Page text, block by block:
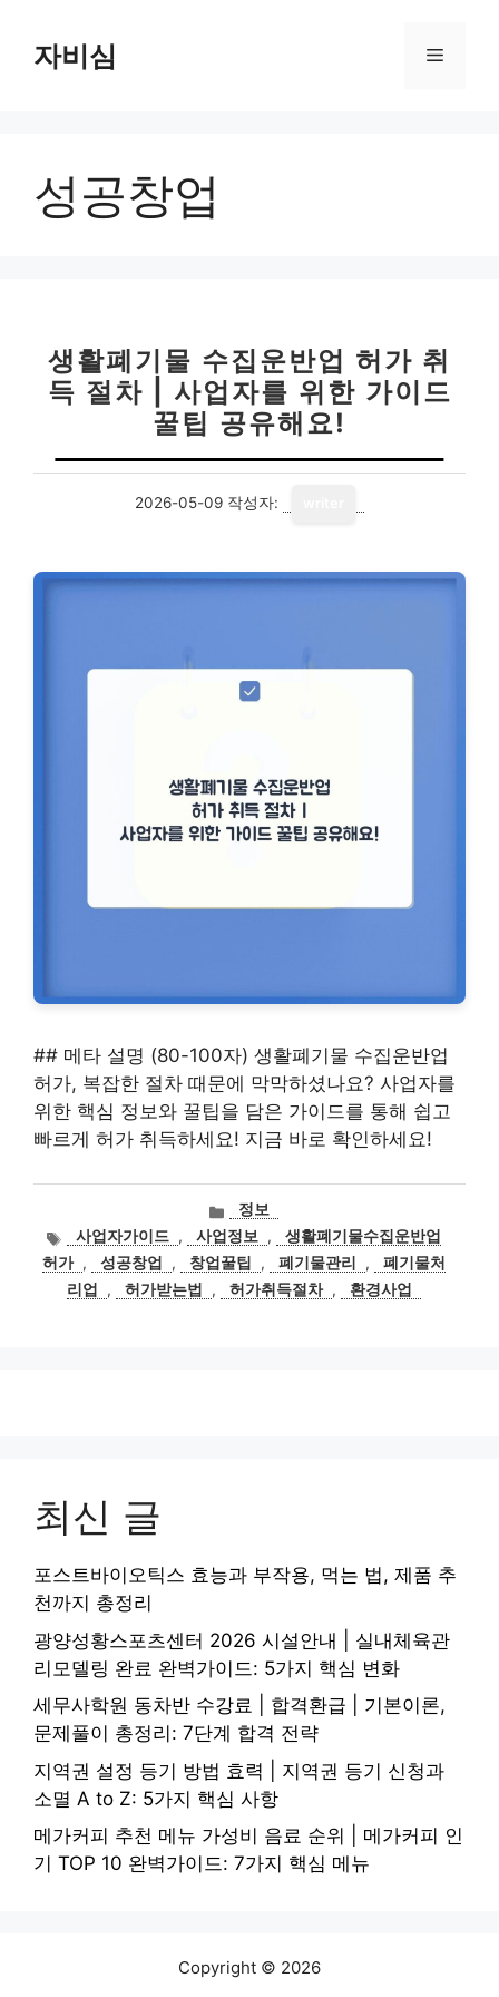
자비심 메
성공창업
생활폐기물 수집운반업 허가 취
득 절차 | 사업자를 위한 가이드
꿀팁 공유해요!
2026-05-09 작성자:
## 메타 설명 (80-100자) 생활폐기물 수집운반업
허가, 복잡한 절차 때문에 막막하셨나요? 사업자를
위한 핵심 정보와 꿀팁을 담은 가이드를 통해 쉽고
빠르게 허가 취득하세요! 지금 바로 확인하세요!
카
테
고
리
정보
태
그
사업자가이드 , 사업정보 ,
생활폐기물수집운반업
허가 , 성공창업 , 창업꿀팁 , 폐기물관리 ,
폐기물처
리업
, 허가받는법 , 허가취득절차 , 환경사업
최신 글
포스트바이오틱스 효능과 부작용, 먹는 법, 제품 추
천까지 총정리
광양성황스포츠센터 2026 시설안내 | 실내체육관
리모델링 완료 완벽가이드: 5가지 핵심 변화
세무사학원 동차반 수강료 | 합격환급 | 기본이론,
문제풀이 총정리: 7단계 합격 전략
지역권 설정 등기 방법 효력 | 지역권 등기 신청과
소멸 A to Z: 5가지 핵심 사항
메가커피 추천 메뉴 가성비 음료 순위 | 메가커피 인
기 TOP 10 완벽가이드: 7가지 핵심 메뉴
Copyright © 2026